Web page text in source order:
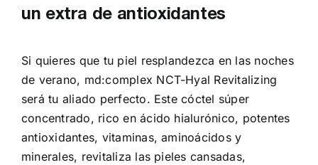
un extra de antioxidantes
Si quieres que tu piel resplandezca en las noches
de verano, md:complex NCT-Hyal Revitalizing
será tu aliado perfecto. Este cóctel súper
concentrado, rico en ácido hialurónico, potentes
antioxidantes, vitaminas, aminoácidos y
minerales, revitaliza las pieles cansadas,